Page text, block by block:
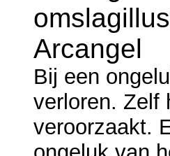
Arcangel
Bij een
verloren. Zelf
veroorzaakt.